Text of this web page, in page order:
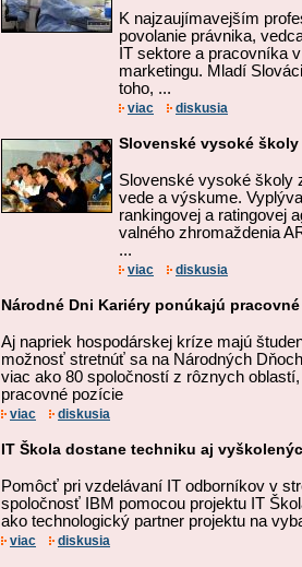
K najzaujímavejším
povolanie právnika,
IT sektore a pracovníka
marketingu. Mladí
toho, ...
viac diskusia
Slovenské vysoké
Slovenské vysoké školy
vede a výskume.
rankingovej a ratingovej
valného zhromaždenia
...
viac diskusia
Národné Dni Kariéry ponúkajú
Aj napriek hospodárskej kríze majú
možnosť stretnúť sa na Národných
viac ako 80 spoločností z rôznych
pracovné pozície
viac diskusia
IT Škola dostane techniku aj
Pomôcť pri vzdelávaní IT odborníkov v
spoločnosť IBM pomocou projektu IT
ako technologický partner projektu na
viac diskusia